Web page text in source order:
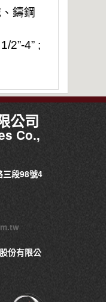
鑄鋼
2”-4” ;
公司
Co.,
三段98號4
份有限公